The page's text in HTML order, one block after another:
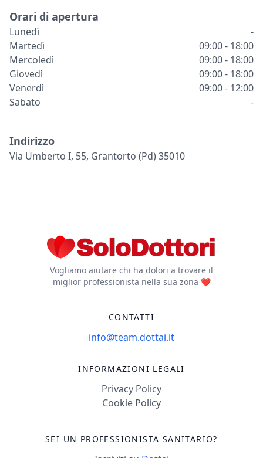
Orari di apertura
Lunedì
-
Martedì
09:00 - 18:00
Mercoledì
09:00 - 18:00
Giovedì
09:00 - 18:00
Venerdì
09:00 - 12:00
Sabato
-
Indirizzo
Via Umberto I, 55, Grantorto (pd) 35010
Vogliamo aiutare chi ha dolori a trovare il
miglior professionista nella sua zona ❤️
CONTATTI
info@team.dottai.it
INFORMAZIONI LEGALI
Privacy Policy
Cookie Policy
SEI UN PROFESSIONISTA SANITARIO?